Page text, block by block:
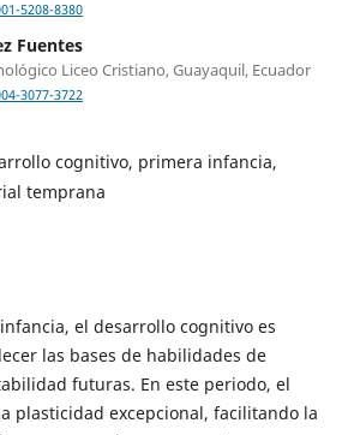
5208-8380
Fuentes
Liceo Cristiano, Guayaquil, Ecuador
3077-3722
cognitivo, primera infancia,
temprana
el desarrollo cognitivo es
las bases de habilidades de
futuras. En este periodo, el
plasticidad excepcional, facilitando la